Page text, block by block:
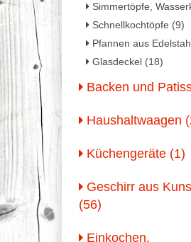
Simmertöpfe,
Schnellkochtöpfe (9)
Pfannen aus
Glasdeckel (18)
Backen und
Haushaltwaagen
Küchengeräte (1)
Geschirr aus
(56)
Einkochen,